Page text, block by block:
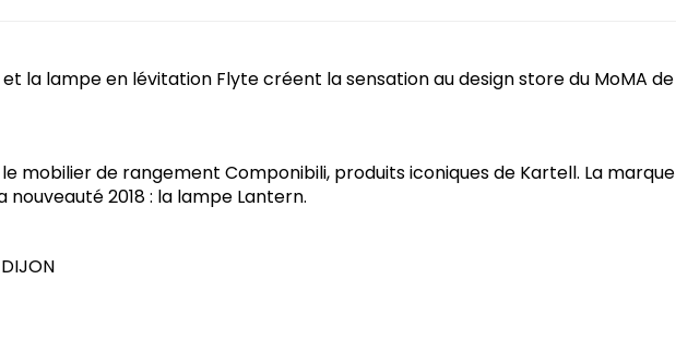
et la lampe en lévitation Flyte créent la sensation au design store du MoMA de
mobilier de rangement Componibili, produits iconiques de Kartell. La marque
2018 : la lampe Lantern.